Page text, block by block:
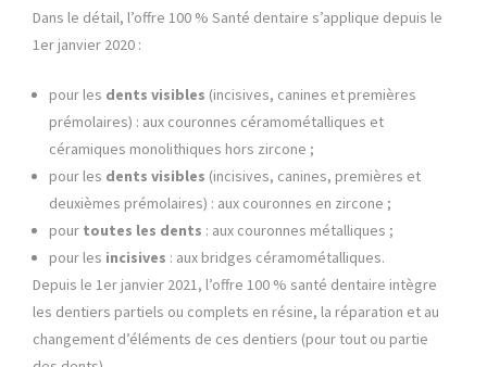
Dans le détail, l’offre 100 % Santé dentaire s’applique depuis le
1er janvier 2020 :
pour les dents visibles (incisives, canines et premières
prémolaires) : aux couronnes céramométalliques et
céramiques monolithiques hors zircone ;
pour les dents visibles (incisives, canines, premières et
deuxièmes prémolaires) : aux couronnes en zircone ;
pour toutes les dents : aux couronnes métalliques ;
pour les incisives : aux bridges céramométalliques.
Depuis le 1er janvier 2021, l’offre 100 % santé dentaire intègre
les dentiers partiels ou complets en résine, la réparation et au
changement d’éléments de ces dentiers (pour tout ou partie